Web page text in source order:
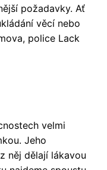
požadavky. Ať
věcí nebo
police Lack
velmi
Jeho
něj dělají lákavou